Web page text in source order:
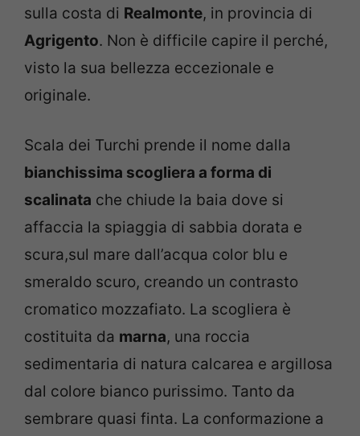
sulla costa di Realmonte, in provincia di
Agrigento. Non è difficile capire il perché,
visto la sua bellezza eccezionale e
originale.
Scala dei Turchi prende il nome dalla
bianchissima scogliera a forma di
scalinata che chiude la baia dove si
affaccia la spiaggia di sabbia dorata e
scura,sul mare dall’acqua color blu e
smeraldo scuro, creando un contrasto
cromatico mozzafiato. La scogliera è
costituita da marna, una roccia
sedimentaria di natura calcarea e argillosa
dal colore bianco purissimo. Tanto da
sembrare quasi finta. La conformazione a